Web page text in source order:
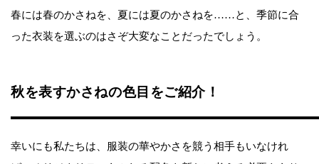
春には春のかさねを、夏には夏のかさねを……と、季節に合
った衣装を選ぶのはさぞ大変なことだったでしょう。
秋を表すかさねの色目をご紹介！
幸いにも私たちは、服装の華やかさを競う相手もいなけれ